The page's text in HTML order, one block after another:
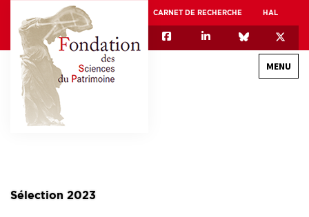
CARNET DE RECHERCHE HAL
MENU
ASSOCIATION DES JEUNES CHERCHEURS EN SCIENCES DU PATRIMOINE – AFJ2CSP
Sélection 2023